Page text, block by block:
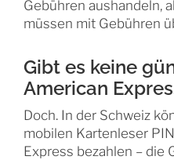
Gebühren aushandeln,
müssen mit Gebühren
Gibt es keine
American
Doch. In der Schweiz
mobilen Kartenleser
Express bezahlen – die